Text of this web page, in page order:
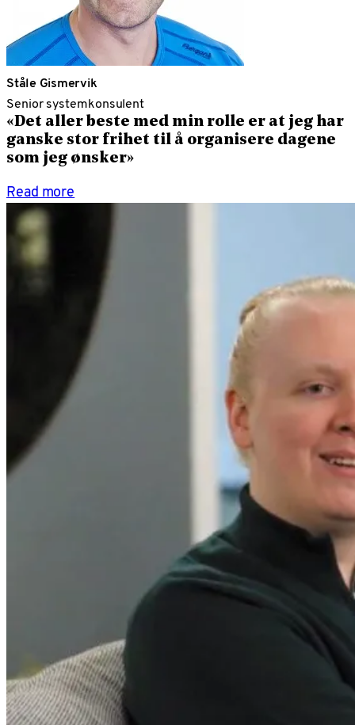
Ståle Gismervik
Senior systemkonsulent
«Det aller beste med min rolle er at jeg har
ganske stor frihet til å organisere dagene
som jeg ønsker»
Read more